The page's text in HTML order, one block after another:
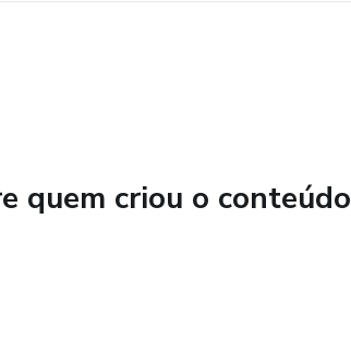
quem criou o conteúdo